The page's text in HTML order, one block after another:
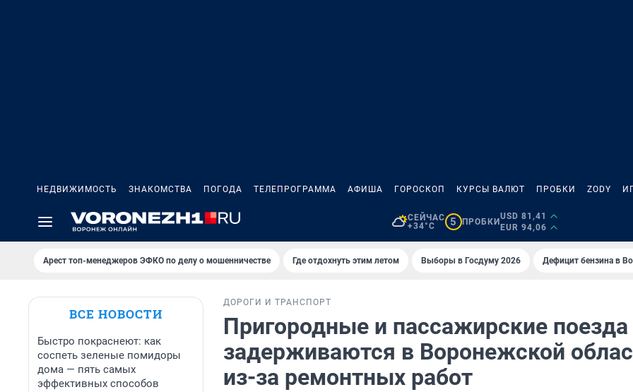
НЕДВИЖИМОСТЬ ЗНАКОМСТВА ПОГОДА ТЕЛЕПРОГРАММА АФИША ГОРОСКОП КУРСЫ ВАЛЮТ ПРОБКИ ZODY
СЕЙЧАС
+34°C
5 ПРОБКИ
USD 81,41
EUR 94,06
Арест топ-менеджеров ЭФКО по делу о мошенничестве Где отдохнуть этим летом Выборы в Госдуму 2026 Дефицит бензина в
ВСЕ НОВОСТИ
Быстро покраснеют: как
соспеть зеленые помидоры
дома — пять самых
эффективных способов
ДОРОГИ И ТРАНСПОРТ
Пригородные и пассажирские поезда
задерживаются в Воронежской
из-за ремонтных работ